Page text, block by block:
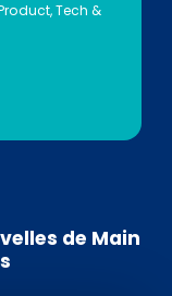
Tech &
de Main